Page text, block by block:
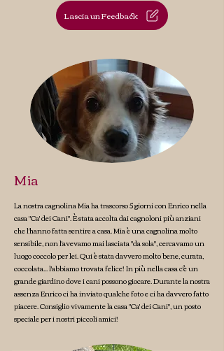
Lascia un Feedback
Mia
La nostra cagnolina Mia ha trascorso 5 giorni con Enrico nella
casa "Ca' dei Cani". È stata accolta dai cagnoloni più anziani
che l'hanno fatta sentire a casa. Mia è una cagnolina molto
sensibile, non l'avevamo mai lasciata "da sola", cercavamo un
luogo coccolo per lei. Qui è stata davvero molto bene, curata,
coccolata... l'abbiamo trovata felice! In più nella casa c'è un
grande giardino dove i cani possono giocare. Durante la nostra
assenza Enrico ci ha inviato qualche foto e ci ha davvero fatto
piacere. Consiglio vivamente la casa "Ca' dei Cani", un posto
speciale per i nostri piccoli amici!